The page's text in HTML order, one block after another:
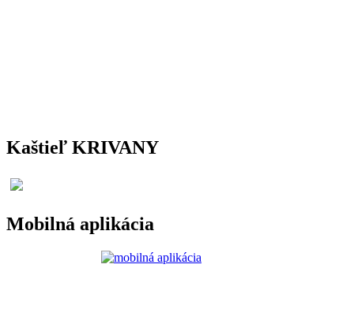
Kaštieľ KRIVANY
Mobilná aplikácia